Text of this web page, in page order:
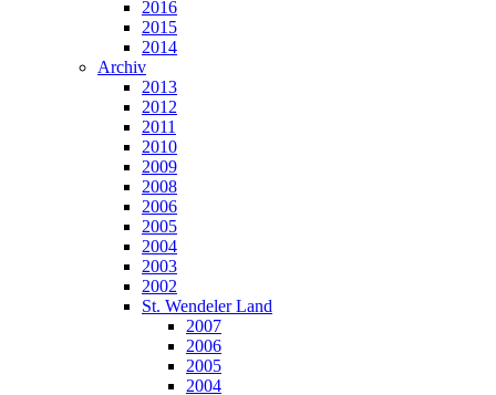
2016
2015
2014
Archiv
2013
2012
2011
2010
2009
2008
2006
2005
2004
2003
2002
St. Wendeler Land
2007
2006
2005
2004